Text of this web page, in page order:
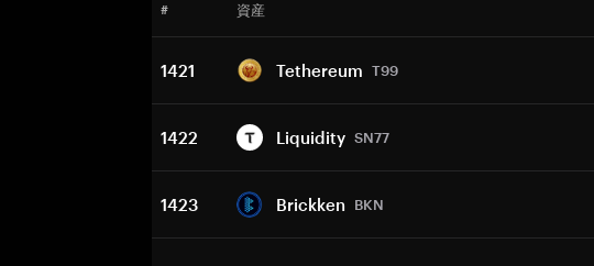
# 資産
1421 Tethereum T99
1422 Liquidity SN77
1423 Brickken BKN